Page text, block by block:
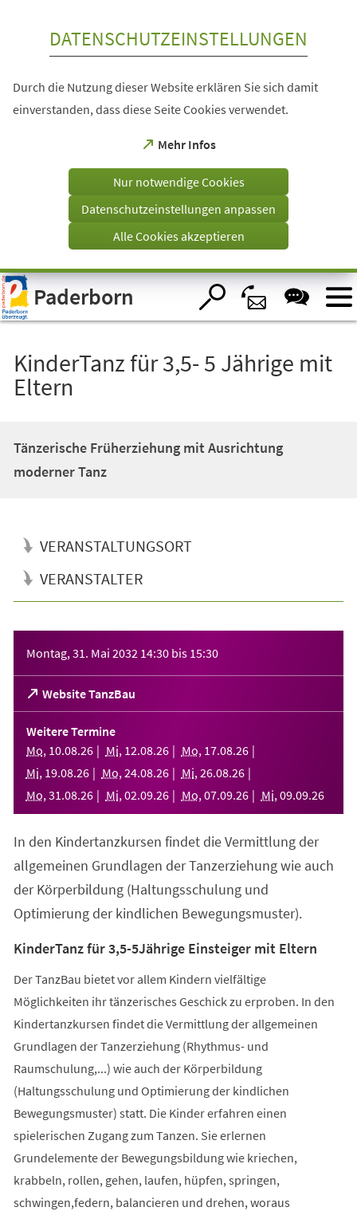
Visuelle
Assistenzsoftware
öffnen.
DATENSCHUTZEINSTELLUNGEN
Durch die Nutzung dieser Website erklären Sie sich damit
einverstanden, dass diese Seite Cookies verwendet.
Mehr Infos
(Öffnet
einem
Tab)
Nur notwendige Cookies
Datenschutzeinstellungen anpassen
Alle Cookies akzeptieren
Paderborn
KinderTanz für 3,5- 5 Jährige mit
Eltern
Tänzerische Früherziehung mit Ausrichtung
moderner Tanz
VERANSTALTUNGSORT
VERANSTALTER
Montag, 31. Mai 2032 14:30 bis 15:30
Website TanzBau
(Öffnet
in
einem
neuen
Tab)
Weitere Termine
Mo, 10.08.26 Mi, 12.08.26 Mo, 17.08.26
Mi, 19.08.26 Mo, 24.08.26 Mi, 26.08.26
Mo, 31 .08.26 Mi, 02.09.26 Mo, 07.09.26 Mi, 09.09.26
In den Kindertanzkursen findet die Vermittlung der
allgemeinen Grundlagen der Tanzerziehung wie auch
der Körperbildung (Haltungsschulung und
Optimierung der kindlichen Bewegungsmuster).
KinderTanz für 3,5-5Jährige Einsteiger mit Eltern
Der TanzBau bietet vor allem Kindern vielfältige
Möglichkeiten ihr tänzerisches Geschick zu erproben. In den
Kindertanzkursen findet die Vermittlung der allgemeinen
Grundlagen der Tanzerziehung (Rhythmus- und
Raumschulung,...) wie auch der Körperbildung
(Haltungsschulung und Optimierung der kindlichen
Bewegungsmuster) statt. Die Kinder erfahren einen
spielerischen Zugang zum Tanzen. Sie erlernen
Grundelemente der Bewegungsbildung wie kriechen,
krabbeln, rollen, gehen, laufen, hüpfen, springen,
schwingen,federn, balancieren und drehen, woraus